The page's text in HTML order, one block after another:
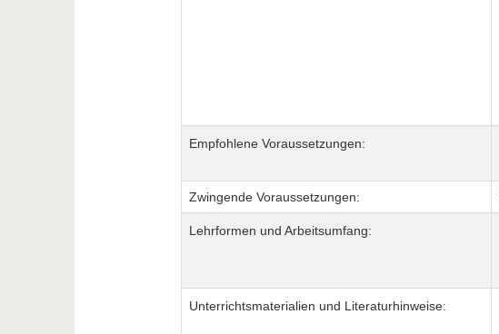
Empfohlene Voraussetzungen:
Zwingende Voraussetzungen:
Lehrformen und Arbeitsumfang:
Unterrichtsmaterialien und Literaturhinweise: